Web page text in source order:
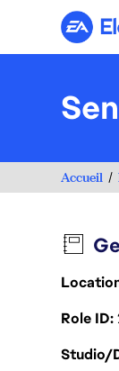
Accueil
Role ID
Studio/